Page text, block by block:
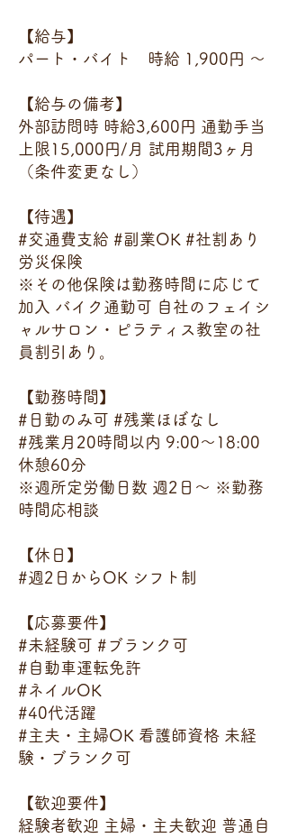
【給与】
パート・バイト 時給 1,900円 〜
【給与の備考】
外部訪問時 時給3,600円 通勤手当
上限15,000円/月 試用期間3ヶ月
（条件変更なし）
【待遇】
#交通費支給 #副業OK #社割あり
労災保険
※その他保険は勤務時間に応じて
加入 バイク通勤可 自社のフェイシ
ャルサロン・ピラティス教室の社
員割引あり。
【勤務時間】
#日勤のみ可 #残業ほぼなし
#残業月20時間以内 9:00～18:00
休憩60分
※週所定労働日数 週2日～ ※勤務
時間応相談
【休日】
#週2日からOK シフト制
【応募要件】
#未経験可 #ブランク可
#自動車運転免許
#ネイルOK
#40代活躍
#主夫・主婦OK 看護師資格 未経
験・ブランク可
【歓迎要件】
経験者歓迎 主婦・主夫歓迎 普通自